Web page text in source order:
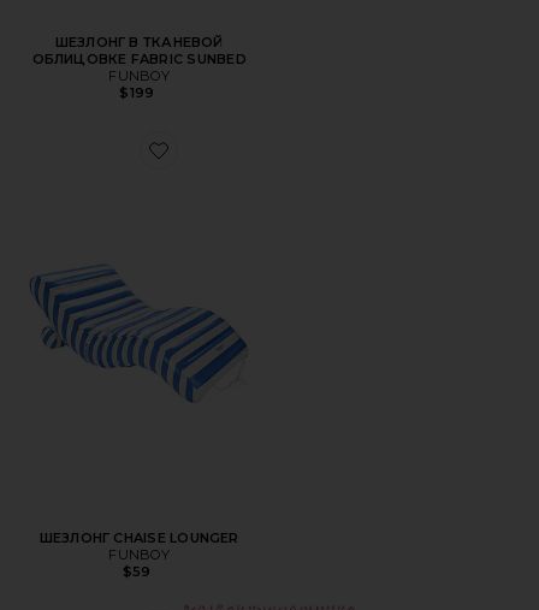
ШЕЗЛОНГ В ТКАНЕВОЙ
ОБЛИЦОВКЕ FABRIC SUNBED
FUNBOY
$199
Favorite ШЕЗЛОНГ CHAISE LOUNGER
ШЕЗЛОНГ CHAISE LOUNGER
FUNBOY
$59